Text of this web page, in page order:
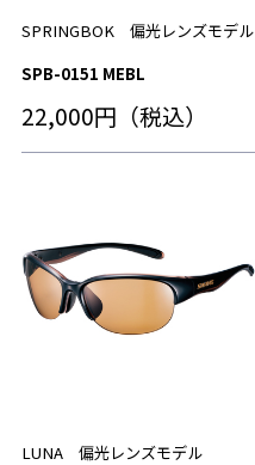
SPRINGBOK 偏光レンズモデル
SPB-0151 MEBL
22,000円（税込）
LUNA 偏光レンズモデル